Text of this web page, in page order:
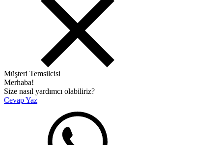
Müşteri Temsilcisi
Merhaba!
Size nasıl yardımcı olabiliriz?
Cevap Yaz